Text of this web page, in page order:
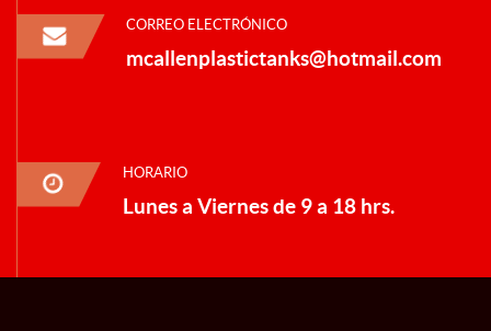
CORREO ELECTRÓNICO
mcallenplastictanks@hotmail.com
HORARIO
Lunes a Viernes de 9 a 18 hrs.